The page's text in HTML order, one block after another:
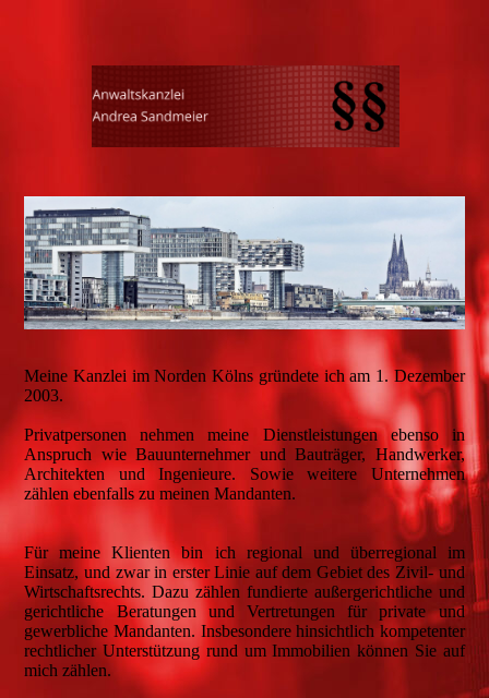
Meine Kanzlei im Norden Kölns gründete ich am 1. Dezember
2003.
Privatpersonen nehmen meine Dienstleistungen ebenso in
Anspruch wie Bauunternehmer und Bauträger, Handwerker,
Architekten und Ingenieure. Sowie weitere Unternehmen
zählen ebenfalls zu meinen Mandanten.
Für meine Klienten bin ich regional und überregional im
Einsatz, und zwar in erster Linie auf dem Gebiet des Zivil- und
Wirtschaftsrechts. Dazu zählen fundierte außergerichtliche und
gerichtliche Beratungen und Vertretungen für private und
gewerbliche Mandanten. Insbesondere hinsichtlich kompetenter
rechtlicher Unterstützung rund um Immobilien können Sie auf
mich zählen.